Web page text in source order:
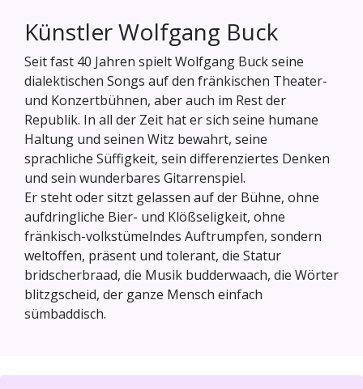
Künstler Wolfgang Buck
Seit fast 40 Jahren spielt Wolfgang Buck seine
dialektischen Songs auf den fränkischen Theater-
und Konzertbühnen, aber auch im Rest der
Republik. In all der Zeit hat er sich seine humane
Haltung und seinen Witz bewahrt, seine
sprachliche Süffigkeit, sein differenziertes Denken
und sein wunderbares Gitarrenspiel.
Er steht oder sitzt gelassen auf der Bühne, ohne
aufdringliche Bier- und Klößseligkeit, ohne
fränkisch-volkstümelndes Auftrumpfen, sondern
weltoffen, präsent und tolerant, die Statur
bridscherbraad, die Musik budderwaach, die Wörter
blitzgscheid, der ganze Mensch einfach
sümbaddisch.